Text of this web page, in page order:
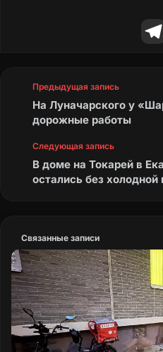
Предыдущая запись
На Луначарского у
дорожные работы
Следующая запись
В доме на Токарей в
остались без
Связанные записи